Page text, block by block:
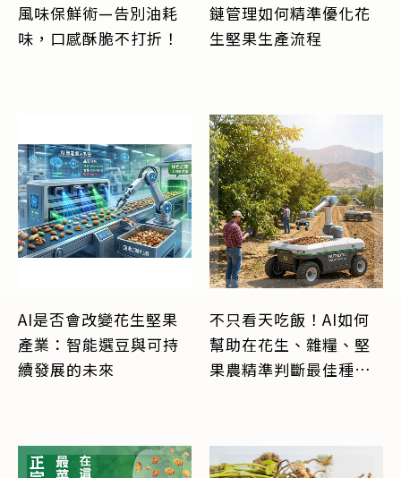
風味保鮮術—告別油耗
味，口感酥脆不打折！
鏈管理如何精準優化花
生堅果生產流程
AI是否會改變花生堅果
產業：智能選豆與可持
續發展的未來
不只看天吃飯！AI如何
幫助在花生、雜糧、堅
果農精準判斷最佳種植